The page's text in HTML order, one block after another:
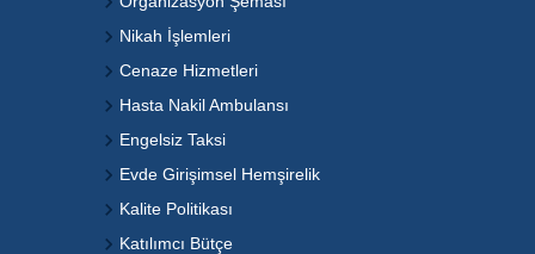
Nikah İşlemleri
Cenaze Hizmetleri
Hasta Nakil Ambulansı
Engelsiz Taksi
Evde Girişimsel Hemşirelik
Kalite Politikası
Katılımcı Bütçe